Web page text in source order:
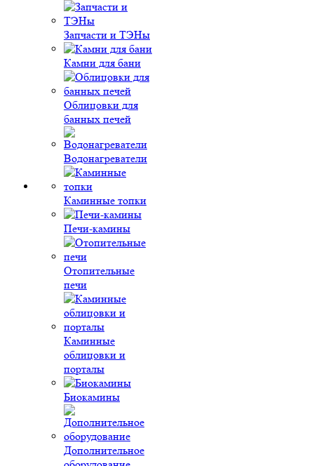
Запчасти и ТЭНы
Камни для бани
Облицовки для
банных печей
Водонагреватели
Каминные топки
Печи-камины
Отопительные
печи
Каминные
облицовки и
порталы
Биокамины
Дополнительное